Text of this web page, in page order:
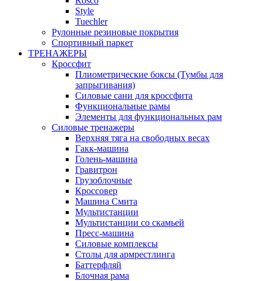
Style
Tuechler
Рулонные резиновые покрытия
Спортивный паркет
ТРЕНАЖЕРЫ
Кроссфит
Плиометрические боксы (Тумбы для
запрыгивания)
Силовые сани для кроссфита
Функциональные рамы
Элементы для функциональных рам
Силовые тренажеры
Верхняя тяга на свободных весах
Гакк-машина
Голень-машина
Гравитрон
Грузоблочные
Кроссовер
Машина Смита
Мультистанции
Мультистанции со скамьей
Пресс-машина
Силовые комплексы
Столы для армрестлинга
Баттерфляй
Блочная рама